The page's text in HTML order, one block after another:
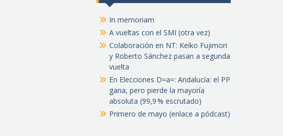
In memoriam
A vueltas con el SMI (otra vez)
Colaboración en NT: Keiko Fujimori
y Roberto Sánchez pasan a segunda
vuelta
En Elecciones D=a=: Andalucía: el PP
gana, pero pierde la mayoría
absoluta (99,9 % escrutado)
Primero de mayo (enlace a pódcast)